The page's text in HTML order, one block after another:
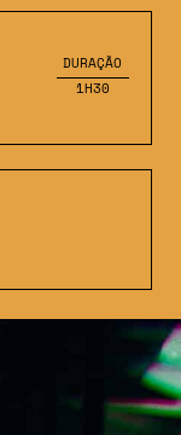
DURAÇÃO
1H30